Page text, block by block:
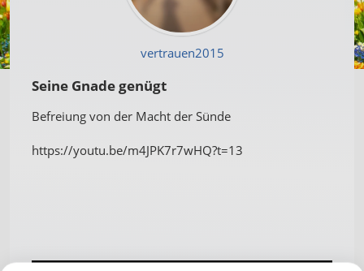
vertrauen2015
Seine Gnade genügt
Befreiung von der Macht der Sünde
https://youtu.be/m4JPK7r7wHQ?t=13